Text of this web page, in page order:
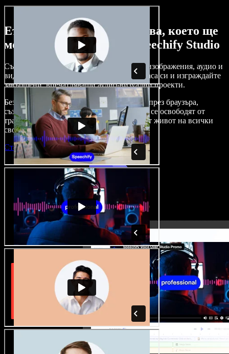
Ето само малка част от това, което ще
можете да правите със Speechify Studio
Създавайте дублажи, добавяйте стокови изображения, аудио и
видео без авторски права, клонирайте гласа си и изграждайте
завършени, впечатляващи аудио-визуални проекти.
Без крива на обучение и с достъп изцяло през браузъра,
създателите на съдържание вече могат да се освободят от
традиционните ограничения и да вдъхнат живот на всички
свои креативни идеи.
Стартирай Studio